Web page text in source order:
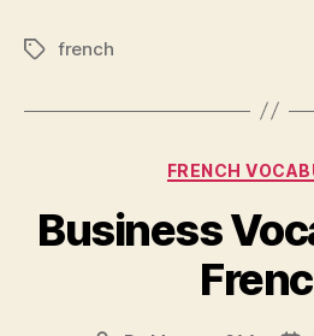
Tagsfrench
FRENCH
Business